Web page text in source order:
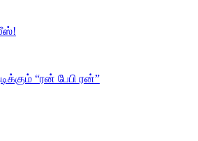
“ரன் பேபி ரன்”